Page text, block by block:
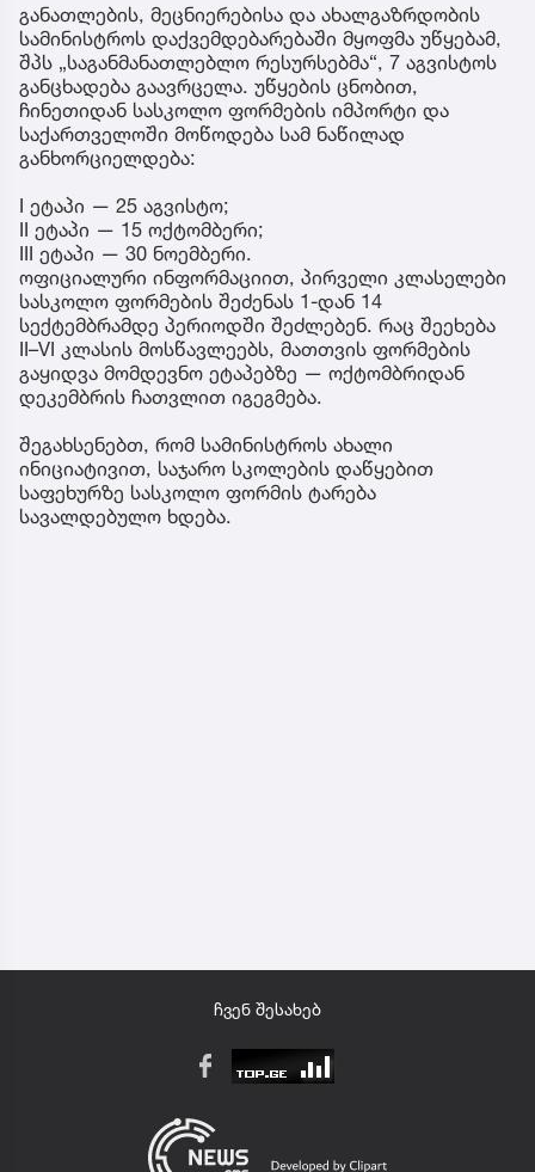
განათლების, მეცნიერებისა და ახალგაზრდობის
სამინისტროს დაქვემდებარებაში მყოფმა უწყებამ,
შპს „საგანმანათლებლო რესურსებმა“, 7 აგვისტოს
განცხადება გაავრცელა. უწყების ცნობით,
ჩინეთიდან სასკოლო ფორმების იმპორტი და
საქართველოში მოწოდება სამ ნაწილად
განხორციელდება:
I ეტაპი — 25 აგვისტო;
II ეტაპი — 15 ოქტომბერი;
III ეტაპი — 30 ნოემბერი.
ოფიციალური ინფორმაციით, პირველი კლასელები
სასკოლო ფორმების შეძენას 1-დან 14
სექტემბრამდე პერიოდში შეძლებენ. რაც შეეხება
II–VI კლასის მოსწავლეებს, მათთვის ფორმების
გაყიდვა მომდევნო ეტაპებზე — ოქტომბრიდან
დეკემბრის ჩათვლით იგეგმება.
შეგახსენებთ, რომ სამინისტროს ახალი
ინიციატივით, საჯარო სკოლების დაწყებით
საფეხურზე სასკოლო ფორმის ტარება
სავალდებულო ხდება.
ჩვენ შესახებ